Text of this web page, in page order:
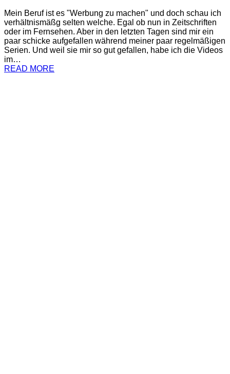
Mein Beruf ist es "Werbung zu machen" und doch schau ich
verhältnismäßg selten welche. Egal ob nun in Zeitschriften
oder im Fernsehen. Aber in den letzten Tagen sind mir ein
paar schicke aufgefallen während meiner paar regelmäßigen
Serien. Und weil sie mir so gut gefallen, habe ich die Videos
im…
READ MORE